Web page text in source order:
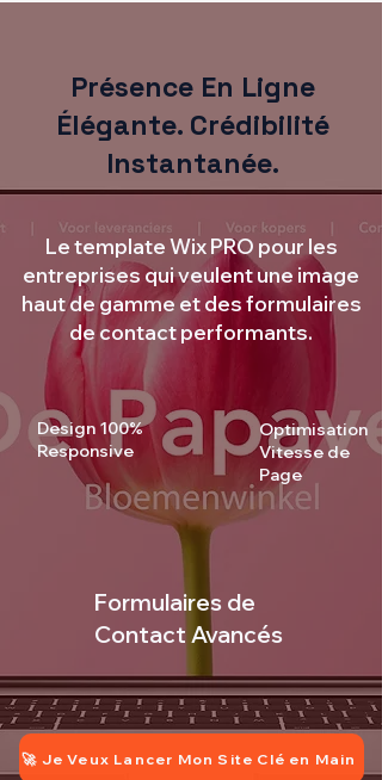
Présence En Ligne
Élégante. Crédibilité
Instantanée.
Le template Wix PRO pour les
entreprises qui veulent une image
haut de gamme et des formulaires
de contact performants.
Design 100%
Responsive
Optimisation
Vitesse de
Page
Formulaires de
Contact Avancés
🚀 Je Veux Lancer Mon Site Clé en Main